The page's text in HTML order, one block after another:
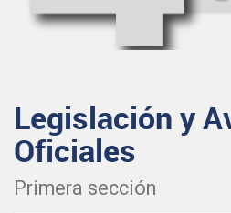
Legislación y
Oficiales
Primera sección